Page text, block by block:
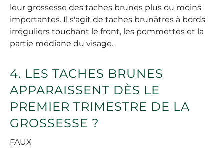
leur grossesse des taches brunes plus ou moins
importantes. Il s'agit de taches brunâtres à bords
irréguliers touchant le front, les pommettes et la
partie médiane du visage.
4. LES TACHES BRUNES
APPARAISSENT DÈS LE
PREMIER TRIMESTRE DE LA
GROSSESSE ?
FAUX